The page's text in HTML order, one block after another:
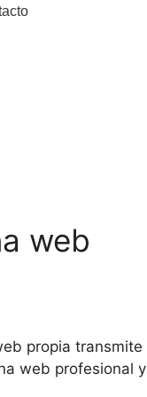
web
propia transmite
web profesional